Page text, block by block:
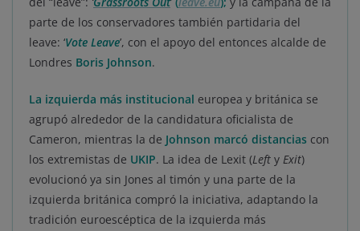
parte de los conservadores también partidaria del
leave: ‘Vote Leave’, con el apoyo del entonces alcalde de
Londres Boris Johnson.
La izquierda más institucional europea y británica se
agrupó alrededor de la candidatura oficialista de
Cameron, mientras la de Johnson marcó distancias con
los extremistas de UKIP. La idea de Lexit (Left y Exit)
evolucionó ya sin Jones al timón y una parte de la
izquierda británica compró la iniciativa, adaptando la
tradición euroescéptica de la izquierda más